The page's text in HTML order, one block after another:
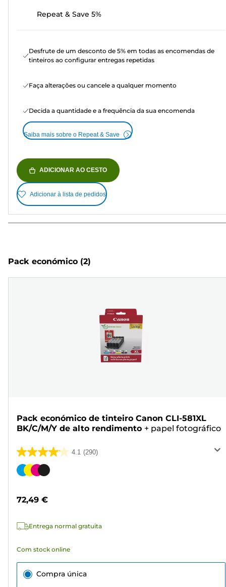
Repeat & Save 5%
Desfrute de um desconto de 5% em todas as encomendas de
tinteiros ao configurar entregas repetidas
Faça alterações ou cancele a qualquer momento
Decida a quantidade e a frequência da sua encomenda
Saiba mais sobre o Repeat & Save
ADICIONAR AO CESTO
Adicionar à lista de pedidos
Pack económico (2)
Pack económico de tinteiro Canon CLI-581XL
BK/C/M/Y de alto rendimento + papel fotográfico
4.1 (290)
4.1
em
290
Cartucho
cor
72,49 €
Entrega normal gratuita
Com stock online
Compra única